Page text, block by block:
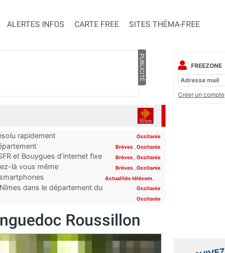
ALERTES INFOS CARTE FREE SITES THÉMA-FREE
PUBLICITÉ
rapidement Occitanie
Brèves Occitanie
et Bouygues d’internet fixe
Brèves Occitanie
là vous même Brèves Occitanie
Actualités télécom
Occitanie
dans le département du
Occitanie
Occitanie
Roussillon
FREEZONE
Créer un compte